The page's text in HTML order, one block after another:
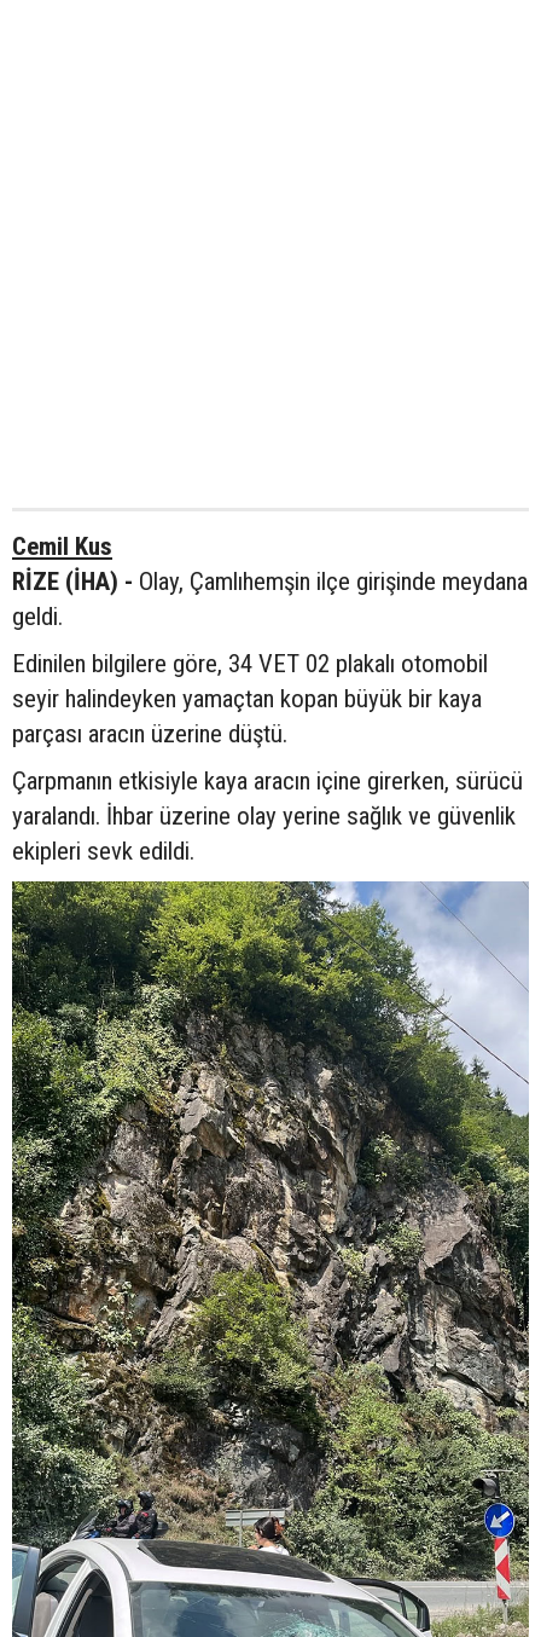
Cemil Kus
RİZE (İHA) - Olay, Çamlıhemşin ilçe girişinde meydana
geldi.
Edinilen bilgilere göre, 34 VET 02 plakalı otomobil
seyir halindeyken yamaçtan kopan büyük bir kaya
parçası aracın üzerine düştü.
Çarpmanın etkisiyle kaya aracın içine girerken, sürücü
yaralandı. İhbar üzerine olay yerine sağlık ve güvenlik
ekipleri sevk edildi.